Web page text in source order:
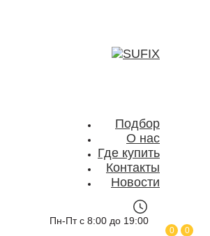
Подбор
О нас
Где купить
Контакты
Новости
Пн-Пт с 8:00 до 19:00
0 0